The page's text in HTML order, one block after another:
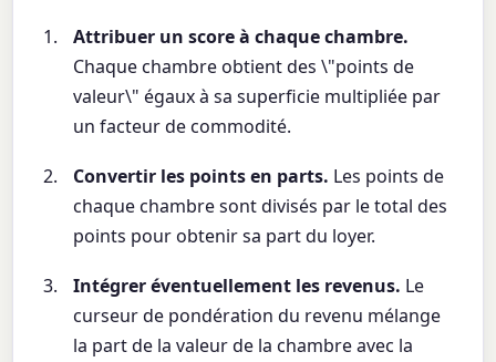
Attribuer un score à chaque chambre.
Chaque chambre obtient des \"points de
valeur\" égaux à sa superficie multipliée par
un facteur de commodité.
Convertir les points en parts. Les points de
chaque chambre sont divisés par le total des
points pour obtenir sa part du loyer.
Intégrer éventuellement les revenus. Le
curseur de pondération du revenu mélange
la part de la valeur de la chambre avec la